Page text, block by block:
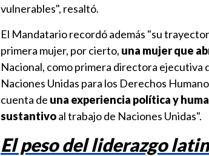
vulnerables", resaltó.
El Mandatario recordó además "su
primera mujer, por cierto, una mujer que
Nacional, como primera directora ejecutiva
Naciones Unidas para los Derechos
cuenta de una experiencia política y
sustantivoal trabajo de Naciones Unidas".
El peso del liderazgo